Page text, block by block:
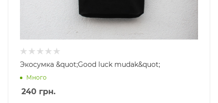
Экосумка &quot;Good luck mudak&quot;
Много
240 грн.